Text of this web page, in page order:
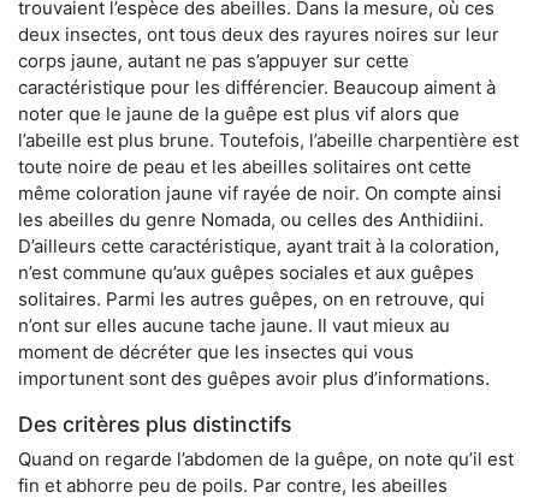
trouvaient l’espèce des abeilles. Dans la mesure, où ces
deux insectes, ont tous deux des rayures noires sur leur
corps jaune, autant ne pas s’appuyer sur cette
caractéristique pour les différencier. Beaucoup aiment à
noter que le jaune de la guêpe est plus vif alors que
l’abeille est plus brune. Toutefois, l’abeille charpentière est
toute noire de peau et les abeilles solitaires ont cette
même coloration jaune vif rayée de noir. On compte ainsi
les abeilles du genre Nomada, ou celles des Anthidiini.
D’ailleurs cette caractéristique, ayant trait à la coloration,
n’est commune qu’aux guêpes sociales et aux guêpes
solitaires. Parmi les autres guêpes, on en retrouve, qui
n’ont sur elles aucune tache jaune. Il vaut mieux au
moment de décréter que les insectes qui vous
importunent sont des guêpes avoir plus d’informations.
Des critères plus distinctifs
Quand on regarde l’abdomen de la guêpe, on note qu’il est
fin et abhorre peu de poils. Par contre, les abeilles